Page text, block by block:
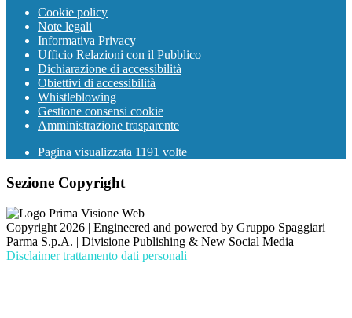
Cookie policy
Note legali
Informativa Privacy
Ufficio Relazioni con il Pubblico
Dichiarazione di accessibilità
Obiettivi di accessibilità
Whistleblowing
Gestione consensi cookie
Amministrazione trasparente
Pagina visualizzata 1191 volte
Sezione Copyright
Copyright 2026 | Engineered and powered by Gruppo Spaggiari
Parma S.p.A. | Divisione Publishing & New Social Media
Disclaimer trattamento dati personali